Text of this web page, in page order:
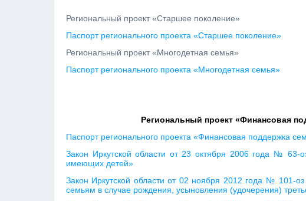
Региональный проект «Старшее поколение»
Паспорт регионального проекта «Старшее поколение»
Региональный проект «Многодетная семья»
Паспорт регионального проекта «Многодетная семья»
Региональный проект «Финансовая
Паспорт регионального проекта «Финансовая поддержка
Закон Иркутской области от 23 октября 2006 года № 63-
имеющих детей»
Закон Иркутской области от 02 ноября 2012 года № 101-
семьям в случае рождения, усыновления (удочерения)